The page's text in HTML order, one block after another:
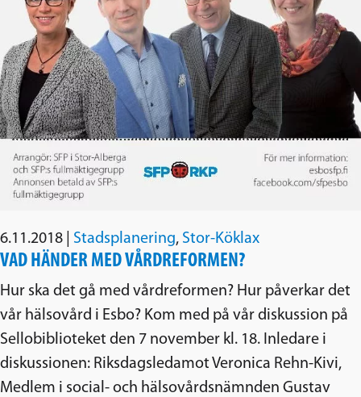
6.11.2018 Stadsplanering, Stor-Köklax
VAD HÄNDER MED VÅRDREFORMEN?
Hur ska det gå med vårdreformen? Hur påverkar det
vår hälsovård i Esbo? Kom med på vår diskussion på
Sellobiblioteket den 7 november kl. 18. Inledare i
diskussionen: Riksdagsledamot Veronica Rehn-Kivi,
Medlem i social- och hälsovårdsnämnden Gustav